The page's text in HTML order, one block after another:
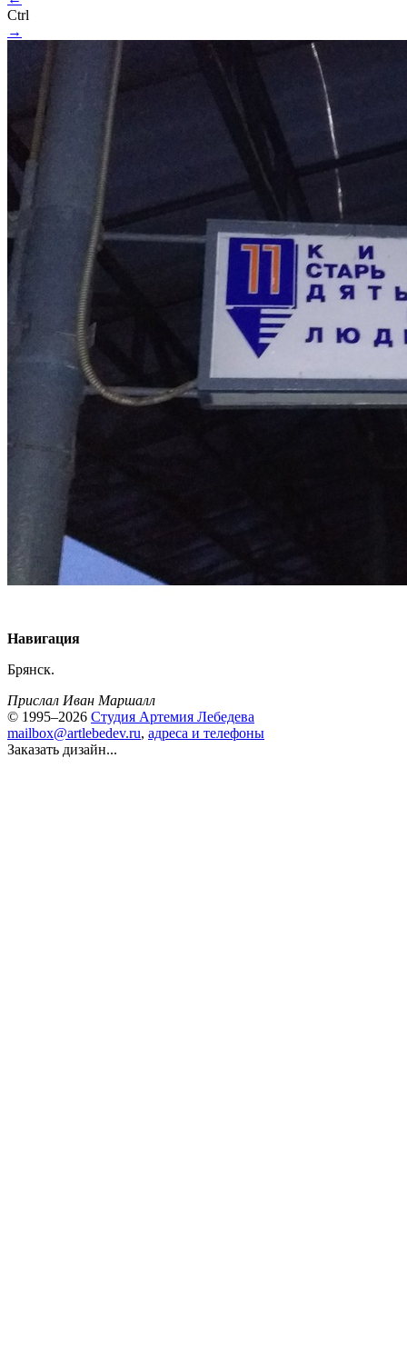
Ctrl
→
Навигация
Брянск.
Прислал Иван Маршалл
© 1995–2026 Студия Артемия Лебедева
mailbox@artlebedev.ru, адреса и телефоны
Заказать дизайн...